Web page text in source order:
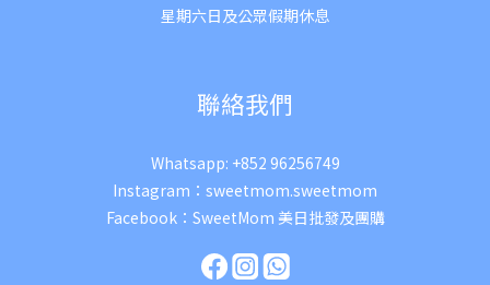
星期六日及公眾假期休息
聯絡我們
Whatsapp: +852 96256749
Instagram： sweetmom.sweetmom
Facebook： SweetMom 美日批發及團購